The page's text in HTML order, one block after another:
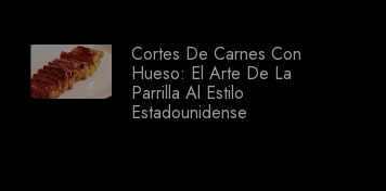
Cortes De Carnes Con
Hueso: El Arte De La
Parrilla Al Estilo
Estadounidense